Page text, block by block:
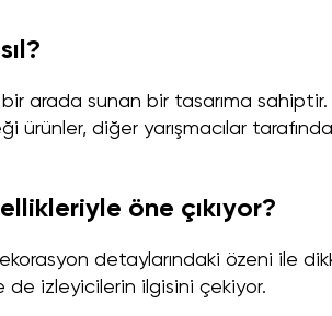
bir arada sunan bir tasarıma sahiptir.
diğer yarışmacılar
öne çıkıyor?
detaylarındaki özeni ile
de izleyicilerin ilgisini çekiyor.